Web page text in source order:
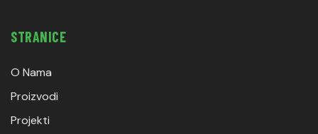
STRANICE
O Nama
Proizvodi
Projekti